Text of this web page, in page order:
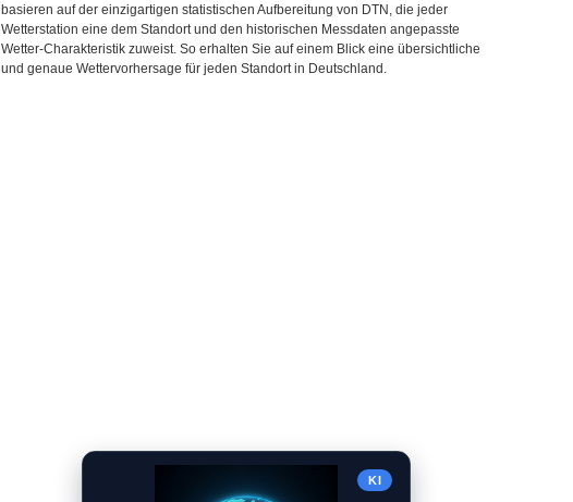
basieren auf der einzigartigen statistischen Aufbereitung von DTN, die jeder
Wetterstation eine dem Standort und den historischen Messdaten angepasste
Wetter-Charakteristik zuweist. So erhalten Sie auf einem Blick eine übersichtliche
und genaue Wettervorhersage für jeden Standort in Deutschland.
KI